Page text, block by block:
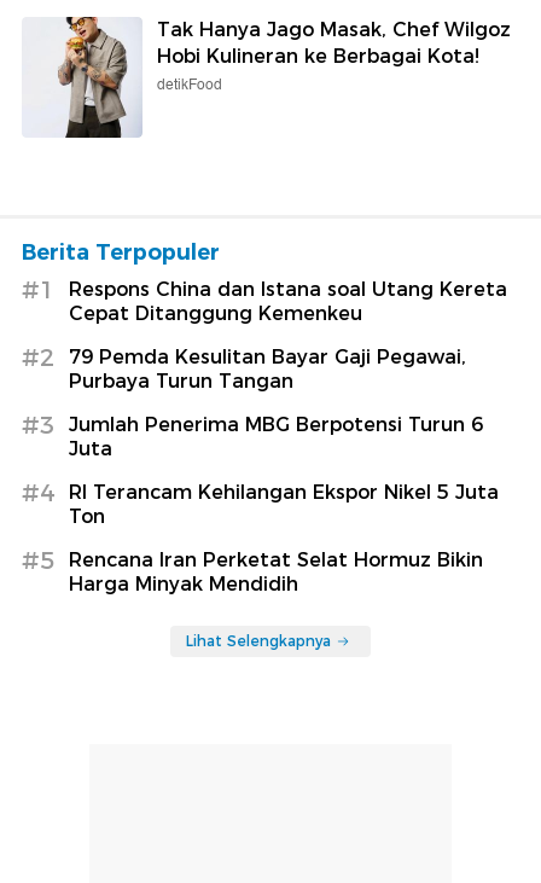
Tak Hanya Jago Masak, Chef Wilgoz
Hobi Kulineran ke Berbagai Kota!
detikFood
Berita Terpopuler
#1
Respons China dan Istana soal Utang Kereta
Cepat Ditanggung Kemenkeu
#2
79 Pemda Kesulitan Bayar Gaji Pegawai,
Purbaya Turun Tangan
#3
Jumlah Penerima MBG Berpotensi Turun 6
Juta
#4
RI Terancam Kehilangan Ekspor Nikel 5 Juta
Ton
#5
Rencana Iran Perketat Selat Hormuz Bikin
Harga Minyak Mendidih
Lihat Selengkapnya